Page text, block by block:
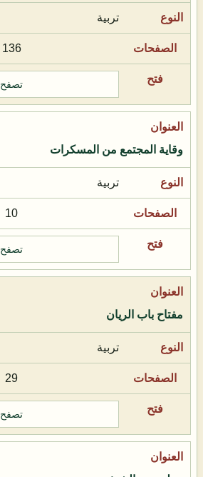
تربية
136
تصفح
وقاية المجتمع من المسكرات
تربية
10
تصفح
مفتاح باب الريان
تربية
29
تصفح